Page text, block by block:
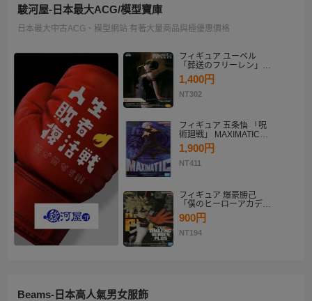
駿河屋-日本最大ACG/模型寶庫
日本最大中古ACG、模型網站 有著大量商品與極優惠價格
フィギュア ユーベル
「葬送のフリーレン」
Desktop×Decorate
Collection“ユーベル”
1,400円
NT302
フィギュア 五条悟 「呪
術廻戦」 MAXIMATIC
SATORU GOJO
1,900円
NT411
フィギュア 爆豪勝己
「僕のヒーローアカデミ
ア」 THE AMAZING
HEROES-PLUS-
KATSUKI BAKUGO II
900円
NT194
Beams-日本高人氣男女服飾